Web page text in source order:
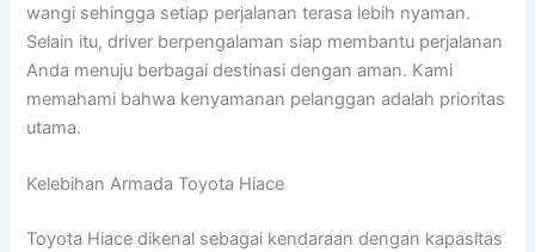
wangi sehingga setiap perjalanan terasa lebih nyaman.
Selain itu, driver berpengalaman siap membantu perjalanan
Anda menuju berbagai destinasi dengan aman. Kami
memahami bahwa kenyamanan pelanggan adalah prioritas
utama.
Kelebihan Armada Toyota Hiace
Toyota Hiace dikenal sebagai kendaraan dengan kapasitas